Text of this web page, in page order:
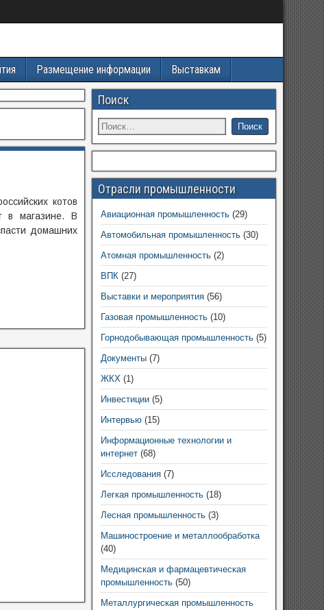
Размещение информации Выставкам
котов
в магазине. В
домашних
Поиск
Отрасли промышленности
Авиационная промышленность(29)
Автомобильная промышленность(30)
Атомная промышленность(2)
ВПК(27)
Выставки и мероприятия(56)
Газовая промышленность(10)
Горнодобывающая промышленность(5)
Документы(7)
ЖКХ(1)
Инвестиции(5)
Интервью(15)
Информационные технологии и
интернет(68)
Исследования(7)
Легкая промышленность(18)
Лесная промышленность(3)
Машиностроение и металлообработка
(40)
Медицинская и фармацевтическая
промышленность(50)
Металлургическая промышленность